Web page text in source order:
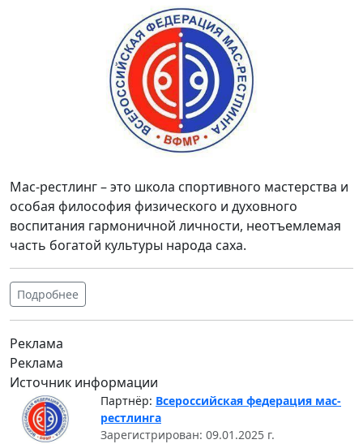
Мас-рестлинг – это школа спортивного мастерства и
особая философия физического и духовного
воспитания гармоничной личности, неотъемлемая
часть богатой культуры народа саха.
Подробнее
Реклама
Реклама
Источник информации
Партнёр: Всероссийская федерация мас-
рестлинга
Зарегистрирован: 09.01.2025 г.